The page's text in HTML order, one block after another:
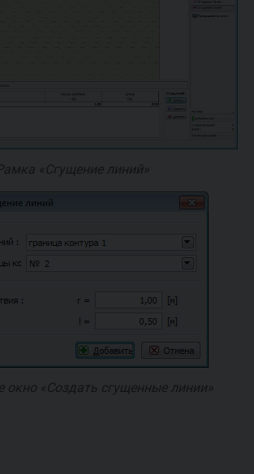
«Сгущение линий»
окно «Создать сгущенные линии»